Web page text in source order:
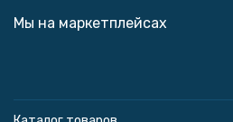
Мы на маркетплейсах